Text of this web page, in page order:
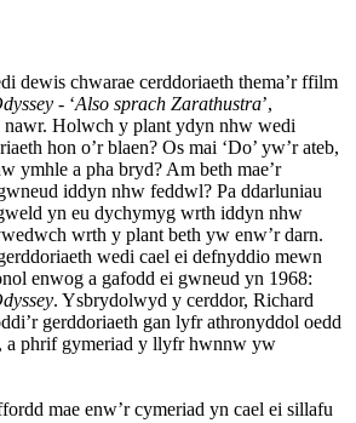
dewis chwarae cerddoriaeth thema’r ffilm
- ‘Also sprach Zarathustra’,
Holwch y plant ydyn nhw wedi
hon o’r blaen? Os mai ‘Do’ yw’r ateb,
ymhle a pha bryd? Am beth mae’r
iddyn nhw feddwl? Pa ddarluniau
yn eu dychymyg wrth iddyn nhw
wrth y plant beth yw enw’r darn.
wedi cael ei defnyddio mewn
enwog a gafodd ei gwneud yn 1968:
. Ysbrydolwyd y cerddor, Richard
gerddoriaeth gan lyfr athronyddol oedd
a phrif gymeriad y llyfr hwnnw yw
mae enw’r cymeriad yn cael ei sillafu